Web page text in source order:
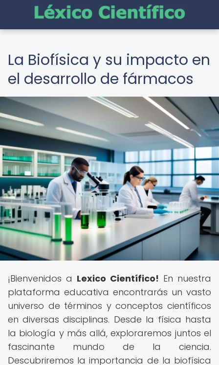
La Biofísica y su impacto en
el desarrollo de fármacos
¡Bienvenidos a Lexico Científico! En nuestra
plataforma educativa encontrarás un vasto
universo de términos y conceptos científicos
en diversas disciplinas. Desde la física hasta
la biología y más allá, exploraremos juntos el
fascinante mundo de la ciencia.
Descubriremos la importancia de la biofísica